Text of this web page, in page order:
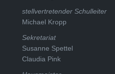
stellvertretender Schulleiter
Michael Kropp
Sekretariat
Susanne Spettel
Claudia Pink